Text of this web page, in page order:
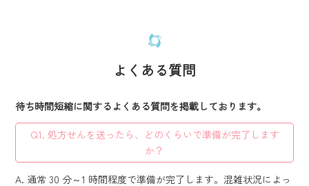
よくある質問
待ち時間短縮に関するよくある質問を掲載しております。
Q1. 処方せんを送ったら、どのくらいで準備が完了します
か？
A. 通常 30 分～1 時間程度で準備が完了します。混雑状況によっ